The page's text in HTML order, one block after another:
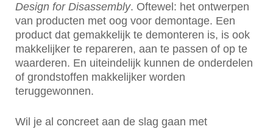
Design for Disassembly. Oftewel: het ontwerpen
van producten met oog voor demontage. Een
product dat gemakkelijk te demonteren is, is ook
makkelijker te repareren, aan te passen of op te
waarderen. En uiteindelijk kunnen de onderdelen
of grondstoffen makkelijker worden
teruggewonnen.
Wil je al concreet aan de slag gaan met